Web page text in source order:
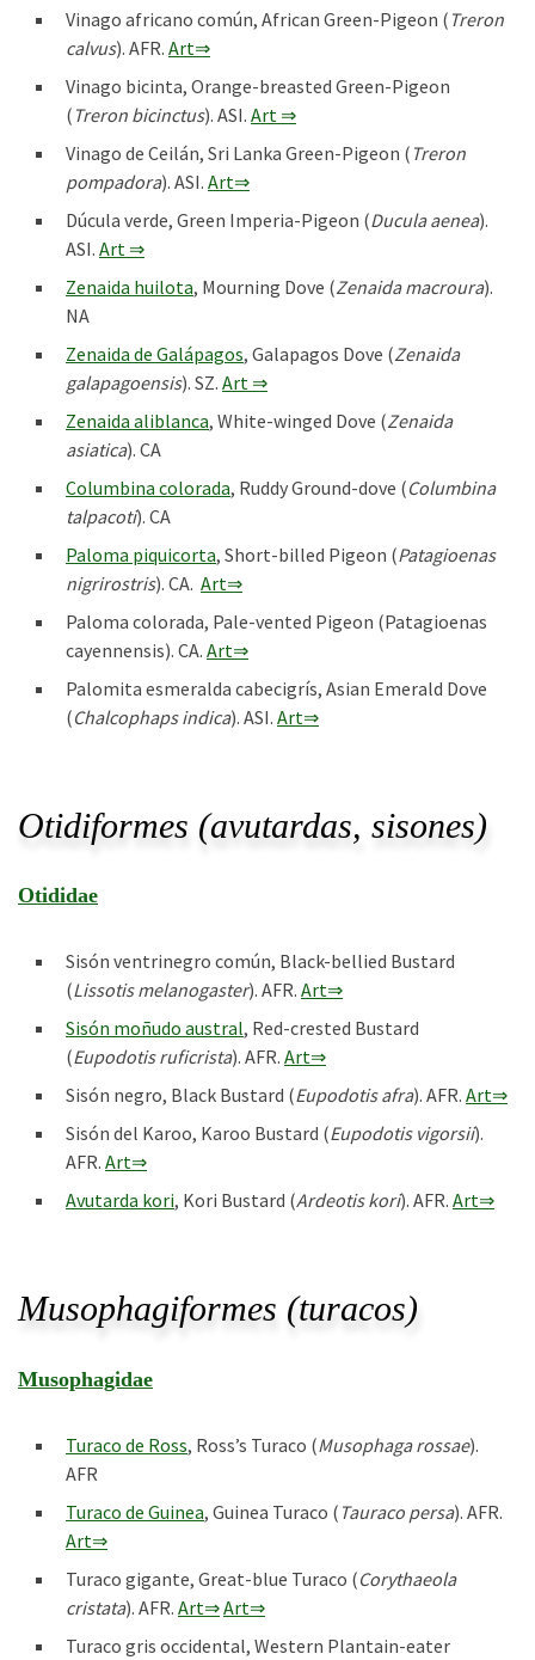
Vinago africano común, African Green-Pigeon ( Treron
calvus). AFR. Art⇒
Vinago bicinta, Orange-breasted Green-Pigeon
( Treron bicinctus). ASI. Art ⇒
Vinago de Ceilán, Sri Lanka Green-Pigeon ( Treron
pompadora). ASI. Art⇒
Dúcula verde, Green Imperia-Pigeon (Ducula aenea).
ASI. Art ⇒
Zenaida huilota, Mourning Dove (Zenaida macroura).
NA
Zenaida de Galápagos, Galapagos Dove (Zenaida
galapagoensis). SZ. Art ⇒
Zenaida aliblanca, White-winged Dove (Zenaida
asiatica). CA
Columbina colorada, Ruddy Ground-dove (Columbina
talpacoti). CA
Paloma piquicorta, Short-billed Pigeon (Patagioenas
nigrirostris). CA. Art⇒
Paloma colorada, Pale-vented Pigeon (Patagioenas
cayennensis). CA. Art⇒
Palomita esmeralda cabecigrís, Asian Emerald Dove
(Chalcophaps indica). ASI. Art⇒
Otidiformes (avutardas, sisones)
Otididae
Sisón ventrinegro común, Black-bellied Bustard
(Lissotis melanogaster). AFR. Art⇒
Sisón moñudo austral, Red-crested Bustard
(Eupodotis ruficrista). AFR. Art⇒
Sisón negro, Black Bustard (Eupodotis afra). AFR. Art⇒
Sisón del Karoo, Karoo Bustard (Eupodotis vigorsii).
AFR. Art⇒
Avutarda kori, Kori Bustard (Ardeotis kori). AFR. Art⇒
Musophagiformes (turacos)
Musophagidae
Turaco de Ross, Ross’s Turaco (Musophaga rossae).
AFR
Turaco de Guinea, Guinea Turaco ( Tauraco persa). AFR.
Art⇒
Turaco gigante, Great-blue Turaco (Corythaeola
cristata). AFR. Art⇒Art⇒
Turaco gris occidental, Western Plantain-eater